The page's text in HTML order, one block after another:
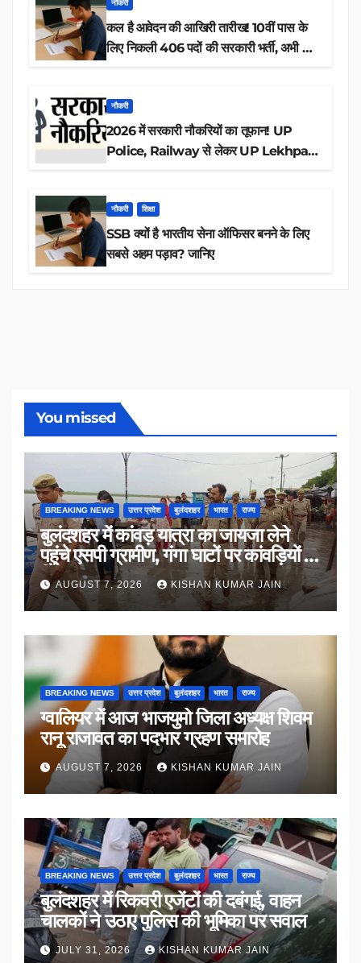
नौकरी
कल है आवेदन की आखिरी तारीख! 10वीं पास के
लिए निकली 406 पदों की सरकारी भर्ती, अभी करें
नौकरी
2026 में सरकारी नौकरियों का तूफान! UP
Police, Railway से लेकर UP Lekhpal
नौकरी शिक्षा
SSB क्यों है भारतीय सेना ऑफिसर बनने के लिए
सबसे अहम पड़ाव? जानिए
You missed
BREAKING NEWS उत्तर प्रदेश बुलंदशहर भारत राज्य
बुलंदशहर में कांवड़ यात्रा का जायजा लेने
पहुंचे एसपी ग्रामीण, गंगा घाटों पर कांवड़ियों से
किया संवाद
AUGUST 7, 2026 KISHAN KUMAR JAIN
BREAKING NEWS उत्तर प्रदेश बुलंदशहर भारत राज्य
ग्वालियर में आज भाजयुमो जिला अध्यक्ष शिवम
रानू राजावत का पदभार ग्रहण समारोह
AUGUST 7, 2026 KISHAN KUMAR JAIN
BREAKING NEWS उत्तर प्रदेश बुलंदशहर भारत राज्य
बुलंदशहर में रिकवरी एजेंटों की दबंगई, वाहन
चालकों ने उठाए पुलिस की भूमिका पर सवाल
JULY 31, 2026 KISHAN KUMAR JAIN